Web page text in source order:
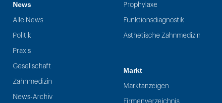
News
Alle News
Politik
Praxis
Gesellschaft
Zahnmedizin
News-Archiv
Prophylaxe
Funktionsdiagnostik
Ästhetische Zahnmedizin
Markt
Marktanzeigen
Firmenverzeichnis